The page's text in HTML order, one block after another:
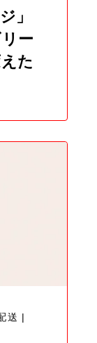
」
ー
た
送 |